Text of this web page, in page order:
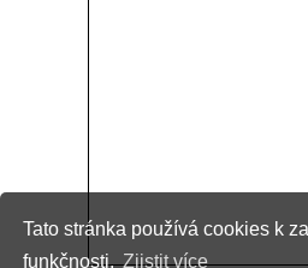
Tato stránka používá cookies k
funkčnosti.Zjistit více